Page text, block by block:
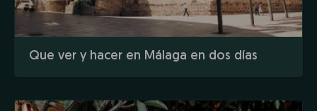
Que ver y hacer en Málaga en dos días